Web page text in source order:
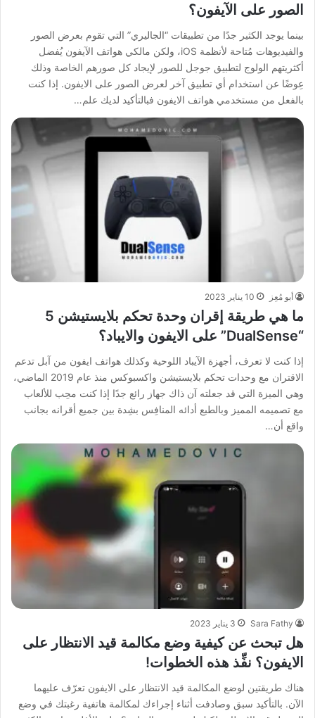
الصور على الآيفون؟
بينما يوجد الكثير جدًا من تطبيقات “الجاليري” التي تقوم بعرض الصور
والفيديوهات مُتاحة لأنظمة iOS، ولكن مالكي هواتف الآيفون يُفضل
أكثريتهم الولوج لتطبيق جوجل للصور لإيجاد كل صورهم الخاصة وذلك
عِوضًا عن استخدام أي تطبيق آخر لعرض الصور على الايفون. إذا كنت
بالفعل من مستخدمي هواتف الايفون فبالتأكيد لديك علم…
أبو مُعِز 10 يناير 2023
ما هي طريقة إقران وحدة تحكم بلايستيشن 5
“DualSense” على الايفون والايباد؟
إذا كنت لا تعرف، أجهزة الآيباد اللوحية وكذلك هواتف ايفون من آبل تدعم
الاقتران مع وحدات تحكم بلايستيشن واكسبوكس منذ عام 2019 الماضي،
وهي الميزة التي قد جعلته آن ذاك جهاز رائع جدًا إذا كنت محِب للألعاب
مع تصميمه المميز وبالطبع أدائه المنافِس بشِدة بين جميع أقرانه بجانب
واقع أن…
Sara Fathy 3 يناير 2023
هل تبحث عن كيفية وضع مكالمة قيد الانتظار على
الايفون؟ نفِّذ هذه الخطوات!
هناك طريقتين لوضع المكالمة قيد الانتظار على الايفون تعرّف عليهما
الآن. بالتأكيد سبق وصادفت أثناء إجراءك لمكالمة هاتفية رغبتك في وضع